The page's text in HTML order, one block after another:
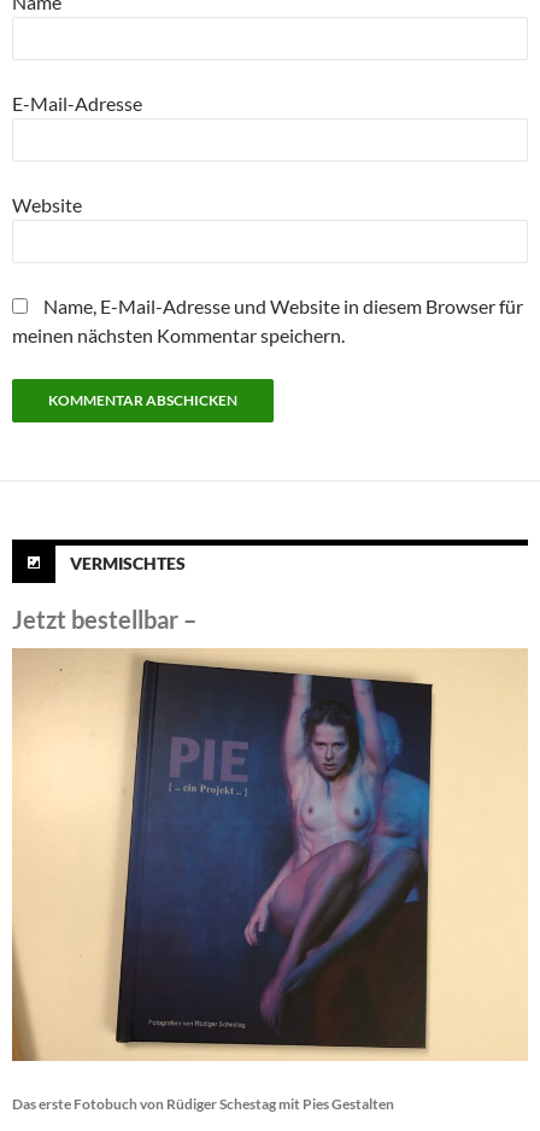
E-Mail-Adresse
Website
Name, E-Mail-Adresse und Website in diesem Browser für
meinen nächsten Kommentar speichern.
VERMISCHTES
Jetzt bestellbar –
Das erste Fotobuch von Rüdiger Schestag mit Pies Gestalten